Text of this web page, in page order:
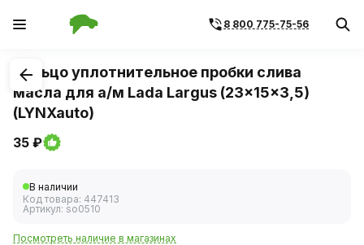
8 800 775-75-56
1/1
Кольцо уплотнительное пробки слива
масла для а/м Lada Largus (23x15x3,5)
(LYNXauto)
35 ₽
В наличии
Код товара: 447413
Артикул: so0510
Посмотреть наличие в магазинах